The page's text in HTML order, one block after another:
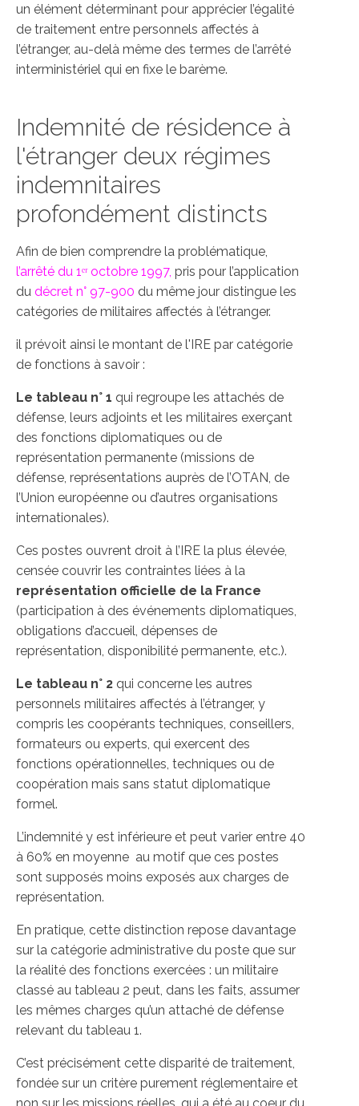
un élément déterminant pour apprécier l’égalité
de traitement entre personnels affectés à
l’étranger, au-delà même des termes de l’arrêté
interministériel qui en fixe le barème.
Indemnité de résidence à
l'étranger deux régimes
indemnitaires
profondément distincts
Afin de bien comprendre la problématique,
l’arrêté du 1ᵉʳ octobre 1997, pris pour l’application
du décret n° 97-900 du même jour distingue les
catégories de militaires affectés à l’étranger.
il prévoit ainsi le montant de l'IRE par catégorie
de fonctions à savoir :
Le tableau n° 1 qui regroupe les attachés de
défense, leurs adjoints et les militaires exerçant
des fonctions diplomatiques ou de
représentation permanente (missions de
défense, représentations auprès de l’OTAN, de
l’Union européenne ou d’autres organisations
internationales).
Ces postes ouvrent droit à l’IRE la plus élevée,
censée couvrir les contraintes liées à la
représentation officielle de la France
(participation à des événements diplomatiques,
obligations d’accueil, dépenses de
représentation, disponibilité permanente, etc.).
Le tableau n° 2 qui concerne les autres
personnels militaires affectés à l’étranger, y
compris les coopérants techniques, conseillers,
formateurs ou experts, qui exercent des
fonctions opérationnelles, techniques ou de
coopération mais sans statut diplomatique
formel.
L’indemnité y est inférieure et peut varier entre 40
à 60% en moyenne au motif que ces postes
sont supposés moins exposés aux charges de
représentation.
En pratique, cette distinction repose davantage
sur la catégorie administrative du poste que sur
la réalité des fonctions exercées : un militaire
classé au tableau 2 peut, dans les faits, assumer
les mêmes charges qu’un attaché de défense
relevant du tableau 1.
C’est précisément cette disparité de traitement,
fondée sur un critère purement réglementaire et